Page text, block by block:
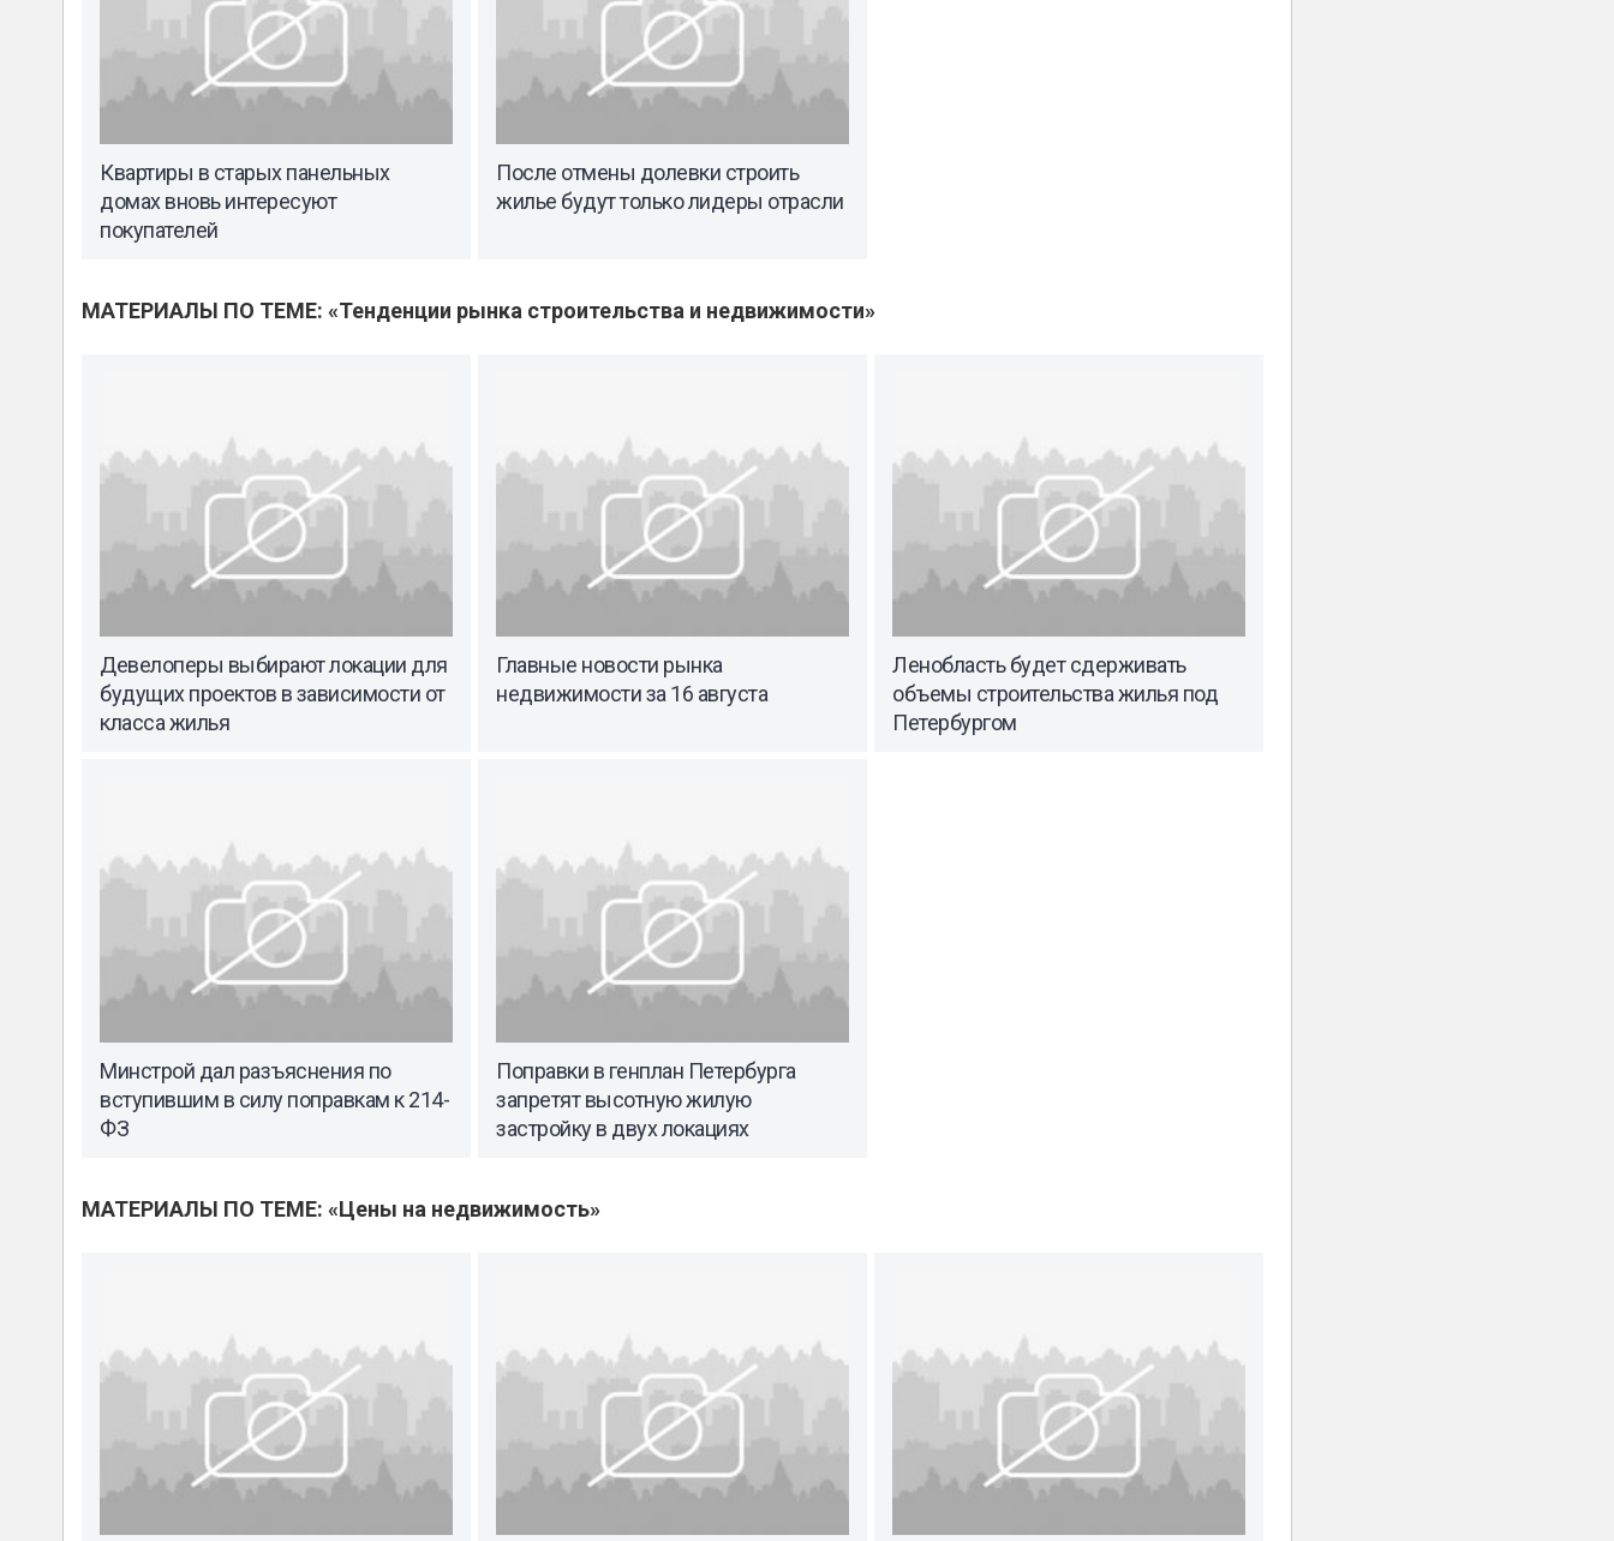
Квартиры в старых панельных
домах вновь интересуют
покупателей
После отмены долевки строить
жилье будут только лидеры отрасли
МАТЕРИАЛЫ ПО ТЕМЕ: «Тенденции рынка строительства и недвижимости»
Девелоперы выбирают локации для
будущих проектов в зависимости от
класса жилья
Главные новости рынка
недвижимости за 16 августа
Ленобласть будет сдерживать
объемы строительства жилья под
Петербургом
Минстрой дал разъяснения по
вступившим в силу поправкам к 214-
ФЗ
Поправки в генплан Петербурга
запретят высотную жилую
застройку в двух локациях
МАТЕРИАЛЫ ПО ТЕМЕ: «Цены на недвижимость»